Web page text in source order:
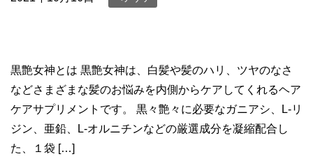
黒艶女神とは 黒艶女神は、白髪や髪のハリ、ツヤのなさ
などさまざまな髪のお悩みを内側からケアしてくれるヘア
ケアサプリメントです。 黒々艶々に必要なガニアシ、L-リ
ジン、亜鉛、L-オルニチンなどの厳選成分を凝縮配合し
た、１袋 […]